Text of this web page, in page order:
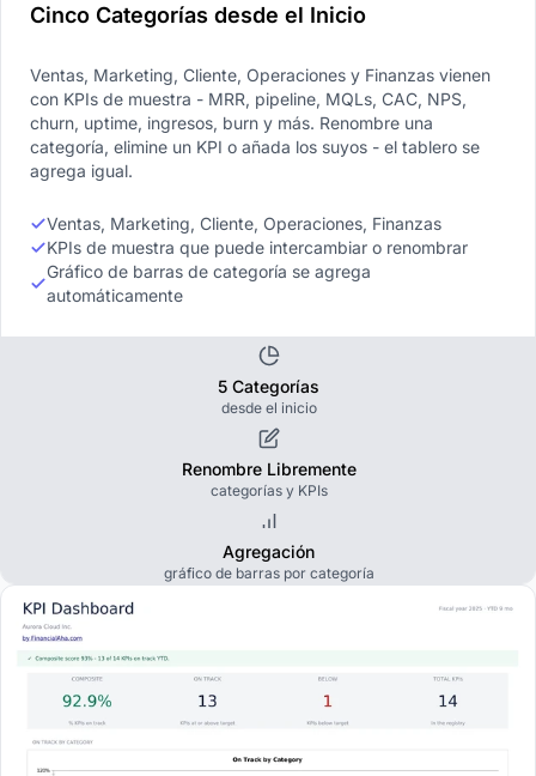
Cinco Categorías desde el Inicio
Ventas, Marketing, Cliente, Operaciones y Finanzas vienen
con KPIs de muestra - MRR, pipeline, MQLs, CAC, NPS,
churn, uptime, ingresos, burn y más. Renombre una
categoría, elimine un KPI o añada los suyos - el tablero se
agrega igual.
Ventas, Marketing, Cliente, Operaciones, Finanzas
KPIs de muestra que puede intercambiar o renombrar
Gráfico de barras de categoría se agrega
automáticamente
5 Categorías
desde el inicio
Renombre Libremente
categorías y KPIs
Agregación
gráfico de barras por categoría